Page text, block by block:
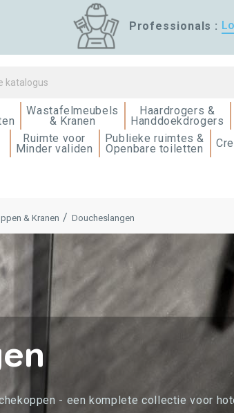
Professionals :
Wastafelmeubels
& Kranen
Haardrogers &
Handdoekdrogers
Ruimte voor
Minder validen
Publieke ruimtes &
Openbare toiletten
& Kranen Doucheslangen
- een komplete collectie voor